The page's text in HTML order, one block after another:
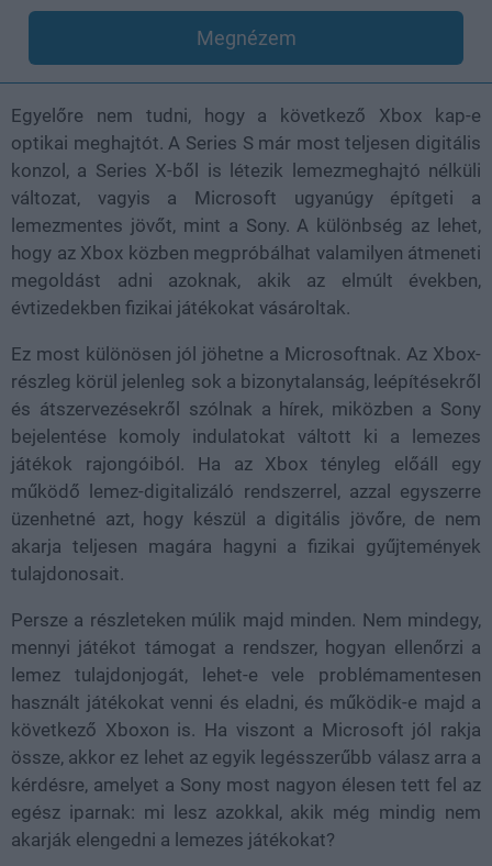
Megnézem
Egyelőre nem tudni, hogy a következő Xbox kap-e
optikai meghajtót. A Series S már most teljesen digitális
konzol, a Series X-ből is létezik lemezmeghajtó nélküli
változat, vagyis a Microsoft ugyanúgy építgeti a
lemezmentes jövőt, mint a Sony. A különbség az lehet,
hogy az Xbox közben megpróbálhat valamilyen átmeneti
megoldást adni azoknak, akik az elmúlt években,
évtizedekben fizikai játékokat vásároltak.
Ez most különösen jól jöhetne a Microsoftnak. Az Xbox-
részleg körül jelenleg sok a bizonytalanság, leépítésekről
és átszervezésekről szólnak a hírek, miközben a Sony
bejelentése komoly indulatokat váltott ki a lemezes
játékok rajongóiból. Ha az Xbox tényleg előáll egy
működő lemez-digitalizáló rendszerrel, azzal egyszerre
üzenhetné azt, hogy készül a digitális jövőre, de nem
akarja teljesen magára hagyni a fizikai gyűjtemények
tulajdonosait.
Persze a részleteken múlik majd minden. Nem mindegy,
mennyi játékot támogat a rendszer, hogyan ellenőrzi a
lemez tulajdonjogát, lehet-e vele problémamentesen
használt játékokat venni és eladni, és működik-e majd a
következő Xboxon is. Ha viszont a Microsoft jól rakja
össze, akkor ez lehet az egyik legésszerűbb válasz arra a
kérdésre, amelyet a Sony most nagyon élesen tett fel az
egész iparnak: mi lesz azokkal, akik még mindig nem
akarják elengedni a lemezes játékokat?